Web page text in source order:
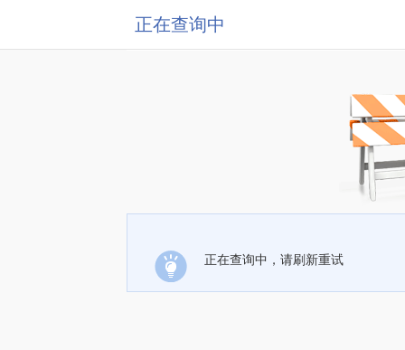
正在查询中
正在查询中，请刷新重试